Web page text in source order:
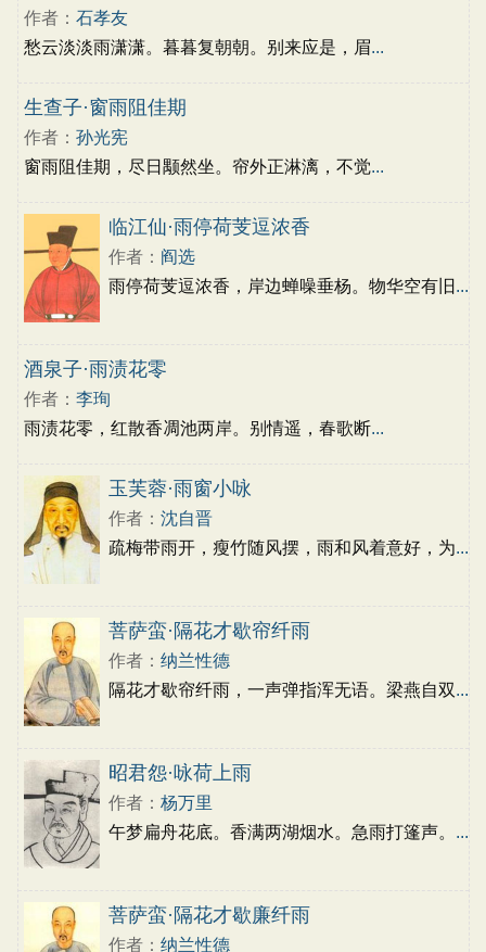
初中文言文
唐诗三百首
古诗三百首 宋词三百首
作者： 石孝友
愁云淡淡雨潇潇。暮暮复朝朝。别来应是，眉...
生查子·窗雨阻佳期
作者： 孙光宪
窗雨阻佳期，尽日颙然坐。帘外正淋漓，不觉...
临江仙·雨停荷芰逗浓香
作者： 阎选
雨停荷芰逗浓香，岸边蝉噪垂杨。物华空有旧 ...
酒泉子·雨渍花零
作者： 李珣
雨渍花零，红散香凋池两岸。别情遥，春歌断...
玉芙蓉·雨窗小咏
作者： 沈自晋
疏梅带雨开，瘦竹随风摆，雨和风着意好，为...
菩萨蛮·隔花才歇帘纤雨
作者： 纳兰性德
隔花才歇帘纤雨，一声弹指浑无语。梁燕自双...
昭君怨·咏荷上雨
作者： 杨万里
午梦扁舟花底。香满两湖烟水。急雨打篷声。 ...
菩萨蛮·隔花才歇廉纤雨
作者： 纳兰性德